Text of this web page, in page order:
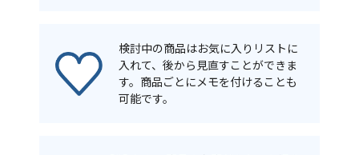
検討中の商品はお気に入りリストに
入れて、後から見直すことができま
す。商品ごとにメモを付けることも
可能です。